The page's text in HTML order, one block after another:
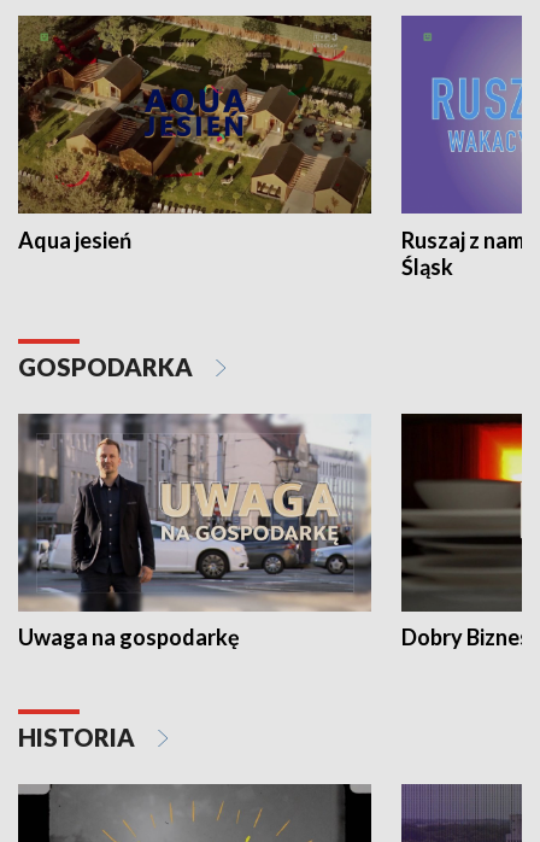
Aqua jesień
Ruszaj z
Śląsk
GOSPODARKA
Uwaga na gospodarkę Dobry Biznes
HISTORIA